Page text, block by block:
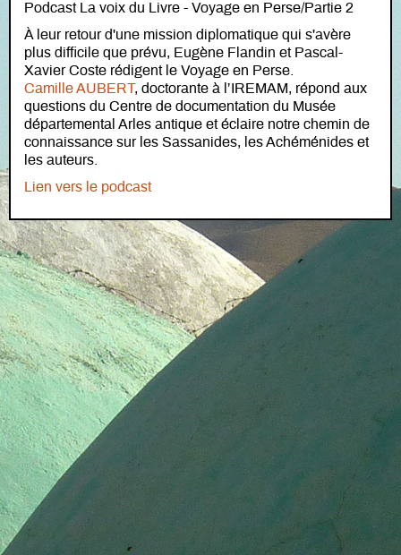
Podcast La voix du Livre - Voyage en Perse/Partie 2
À leur retour d'une mission diplomatique qui s'avère
plus difficile que prévu, Eugène Flandin et Pascal-
Xavier Coste rédigent le Voyage en Perse.
Camille AUBERT, doctorante à l’IREMAM, répond aux
questions du Centre de documentation du Musée
départemental Arles antique et éclaire notre chemin de
connaissance sur les Sassanides, les Achéménides et
les auteurs.
Lien vers le podcast